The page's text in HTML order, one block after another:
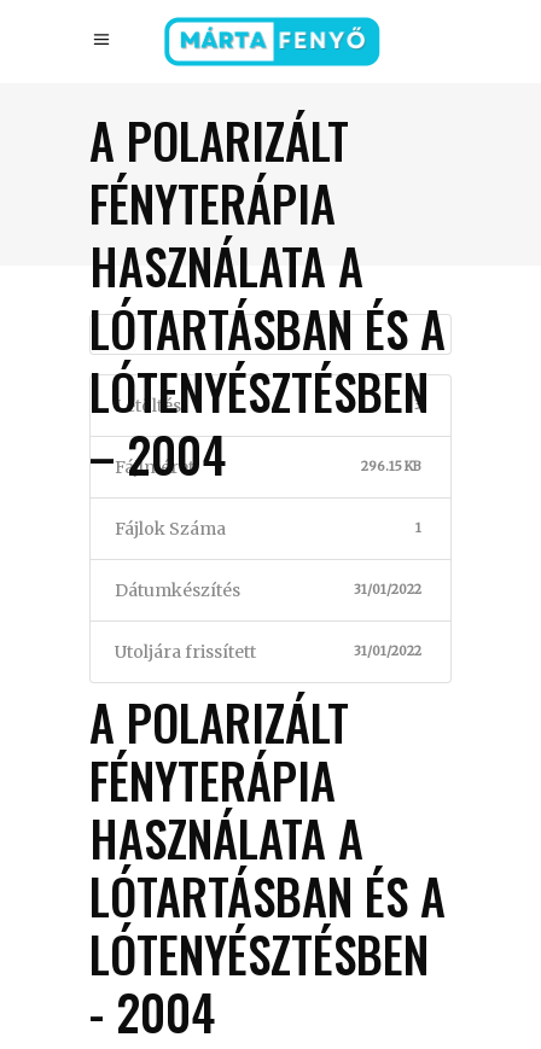
A POLARIZÁLT
FÉNYTERÁPIA
HASZNÁLATA A
LÓTARTÁSBAN ÉS A
LÓTENYÉSZTÉSBEN
– 2004
Letöltés 3
Fájlméret 296.15 KB
Fájlok Száma 1
Dátumkészítés 31/01/2022
Utoljára frissített 31/01/2022
A POLARIZÁLT
FÉNYTERÁPIA
HASZNÁLATA A
LÓTARTÁSBAN ÉS A
LÓTENYÉSZTÉSBEN
- 2004